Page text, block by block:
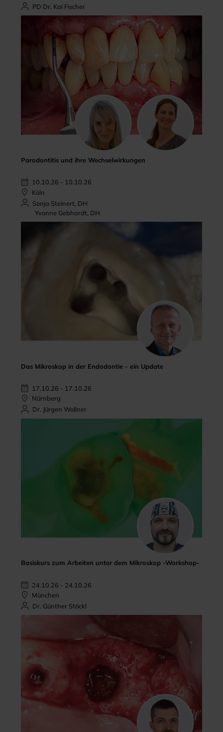
PD Dr. Kai Fischer
Parodontitis und ihre Wechselwirkungen
10.10.26 - 10.10.26
Köln
Sonja Steinert, DH
Yvonne Gebhardt, DH
Das Mikroskop in der Endodontie - ein Update
17.10.26 - 17.10.26
Nürnberg
Dr. Jürgen Wollner
Basiskurs zum Arbeiten unter dem Mikroskop -Workshop-
24.10.26 - 24.10.26
München
Dr. Günther Stöckl